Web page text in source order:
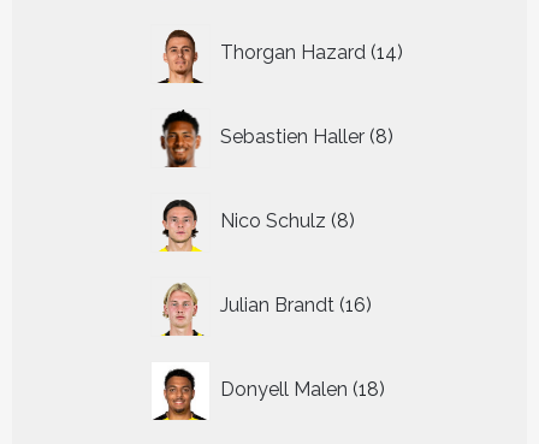
Thorgan Hazard 14
producten
Sebastien Haller 8
producten
Nico Schulz 8
producten
Julian Brandt 16
producten
Donyell Malen 18
producten